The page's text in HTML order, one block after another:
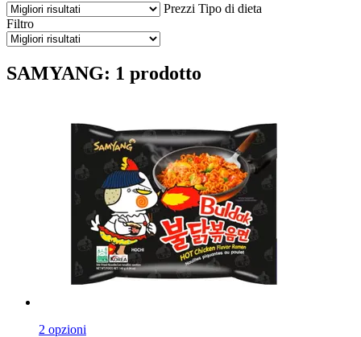
Prezzi Tipo di dieta
Filtro
SAMYANG: 1 prodotto
2 opzioni